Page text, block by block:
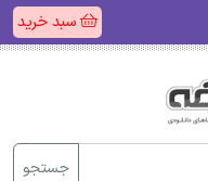
سبد خرید
جستجو